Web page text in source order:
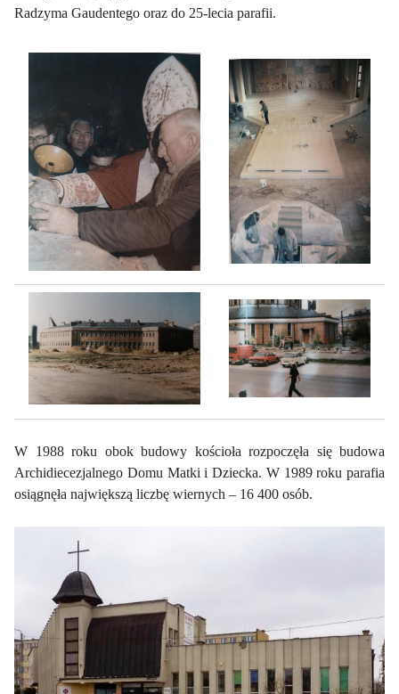
Radzyma Gaudentego oraz do 25-lecia parafii.
W 1988 roku obok budowy kościoła rozpoczęła się budowa
Archidiecezjalnego Domu Matki i Dziecka. W 1989 roku parafia
osiągnęła największą liczbę wiernych – 16 400 osób.